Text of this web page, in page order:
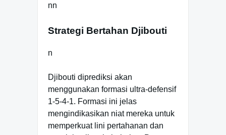
nn
Strategi Bertahan Djibouti
n
Djibouti diprediksi akan
menggunakan formasi ultra-defensif
1-5-4-1. Formasi ini jelas
mengindikasikan niat mereka untuk
memperkuat lini pertahanan dan